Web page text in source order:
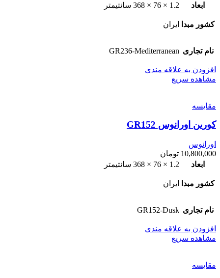
ابعاد
1.2 × 76 × 368 سانتیمتر
کشور مبدا ایران
نام تجاری GR236-Mediterranean
افزودن به علاقه مندی
مشاهده سریع
مقایسه
کورین اورانوس GR152
اورانوس
10,800,000 تومان
ابعاد
1.2 × 76 × 368 سانتیمتر
کشور مبدا ایران
نام تجاری GR152-Dusk
افزودن به علاقه مندی
مشاهده سریع
مقایسه